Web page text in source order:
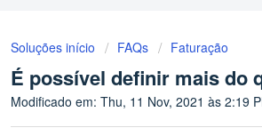
Soluções início FAQs Faturação
É possível definir mais do
Modificado em: Thu, 11 Nov, 2021 às 2:19